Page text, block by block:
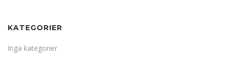
KATEGORIER
Inga kategorier